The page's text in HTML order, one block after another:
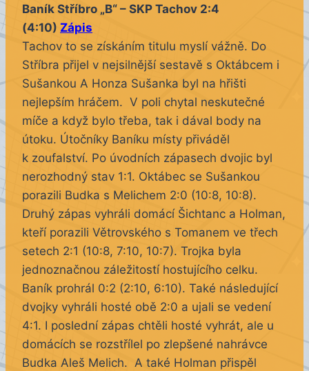
Baník Stříbro „B“ – SKP Tachov 2:4
(4:10) Zápis
Tachov to se získáním titulu myslí vážně. Do
Stříbra přijel v nejsilnější sestavě s Oktábcem i
Sušankou A Honza Sušanka byl na hřišti
nejlepším hráčem. V poli chytal neskutečné
míče a když bylo třeba, tak i dával body na
útoku. Útočníky Baníku místy přiváděl
k zoufalství. Po úvodních zápasech dvojic byl
nerozhodný stav 1:1. Oktábec se Sušankou
porazili Budka s Melichem 2:0 (10:8, 10:8).
Druhý zápas vyhráli domácí Šichtanc a Holman,
kteří porazili Větrovského s Tomanem ve třech
setech 2:1 (10:8, 7:10, 10:7). Trojka byla
jednoznačnou záležitostí hostujícího celku.
Baník prohrál 0:2 (2:10, 6:10). Také následující
dvojky vyhráli hosté obě 2:0 a ujali se vedení
4:1. I poslední zápas chtěli hosté vyhrát, ale u
domácích se rozstřílel po zlepšené nahrávce
Budka Aleš Melich. A také Holman přispěl